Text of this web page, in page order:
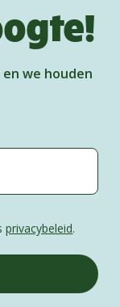
we houden
privacybeleid.